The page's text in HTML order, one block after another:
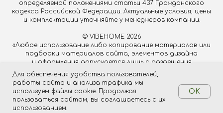
Для обеспечения удобства пользователей,
работы сайта и анализа трафика мы
используем файлы cookie. Продолжая
пользоваться сайтом, вы соглашаетесь с их
использованием.
OK
определяемой положениями статьи 437 Гражданского
кодекса Российской Федерации. Актуальные условия, цены
и комплектации уточняйте у менеджеров компании.
© VIBEHOME 2026
«Любое использование либо копирование материалов или
подборки материалов сайта, элементов дизайна
и оформления допускается лишь с разрешения
правообладателя и только со ссылкой на источник
vibehome.pro"
Made on Tilda